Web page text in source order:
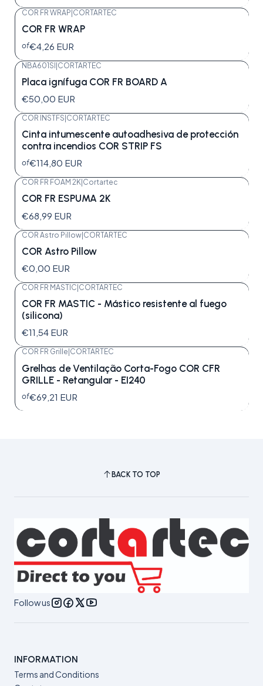
COR FR WRAP CORTARTEC
COR FR WRAP
of€4,26 EUR
NBA601SI|CORTARTEC
Placa ignífuga COR FR BOARD A
€50,00 EUR
COR INSTFS CORTARTEC
Cinta intumescente autoadhesiva de protección
contra incendios COR STRIP FS
of€114,80 EUR
COR FR FOAM 2K Cortartec
COR FR ESPUMA 2K
€68,99 EUR
COR Astro Pillow|CORTARTEC
COR Astro Pillow
€0,00 EUR
COR FR MASTIC CORTARTEC
COR FR MASTIC - Mástico resistente al fuego
(silicona)
€11,54 EUR
COR FR Grille CORTARTEC
Grelhas de Ventilação Corta-Fogo COR CFR
GRILLE - Retangular - EI240
of€69,21 EUR
BACK TO TOP
Follow us
INFORMATION
Terms and Conditions